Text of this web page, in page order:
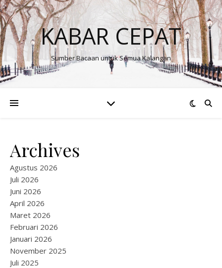
KABAR CEPAT
Sumber Bacaan untuk Semua Kalangan
Archives
Agustus 2026
Juli 2026
Juni 2026
April 2026
Maret 2026
Februari 2026
Januari 2026
November 2025
Juli 2025